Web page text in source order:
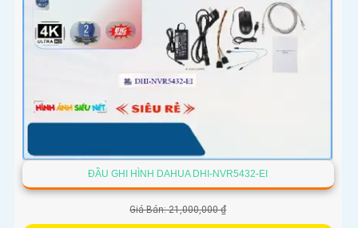
ĐẦU GHI HÌNH DAHUA DHI-NVR5432-EI
Giá Bán: 21,000,000 ₫